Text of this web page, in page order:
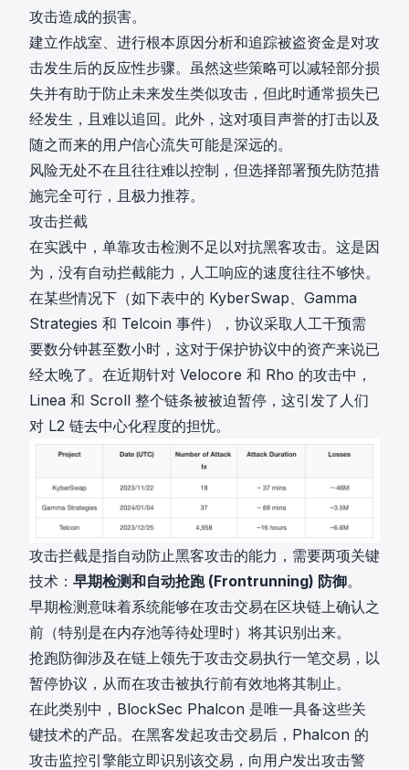
攻击造成的损害。
建立作战室、进行根本原因分析和追踪被盗资金是对攻
击发生后的反应性步骤。虽然这些策略可以减轻部分损
失并有助于防止未来发生类似攻击，但此时通常损失已
经发生，且难以追回。此外，这对项目声誉的打击以及
随之而来的用户信心流失可能是深远的。
风险无处不在且往往难以控制，但选择部署预先防范措
施完全可行，且极力推荐。
攻击拦截
在实践中，单靠攻击检测不足以对抗黑客攻击。这是因
为，没有自动拦截能力，人工响应的速度往往不够快。
在某些情况下（如下表中的 KyberSwap、Gamma
Strategies 和 Telcoin 事件），协议采取人工干预需
要数分钟甚至数小时，这对于保护协议中的资产来说已
经太晚了。在近期针对 Velocore 和 Rho 的攻击中，
Linea 和 Scroll 整个链条被被迫暂停，这引发了人们
对 L2 链去中心化程度的担忧。
攻击拦截是指自动防止黑客攻击的能力，需要两项关键
技术： 早期检测和自动抢跑 (Frontrunning) 防御。
早期检测意味着系统能够在攻击交易在区块链上确认之
前（特别是在内存池等待处理时）将其识别出来。
抢跑防御涉及在链上领先于攻击交易执行一笔交易，以
暂停协议，从而在攻击被执行前有效地将其制止。
在此类别中， BlockSec Phalcon 是唯一具备这些关
键技术的产品。在黑客发起攻击交易后，Phalcon 的
攻击监控引擎能立即识别该交易，向用户发出攻击警